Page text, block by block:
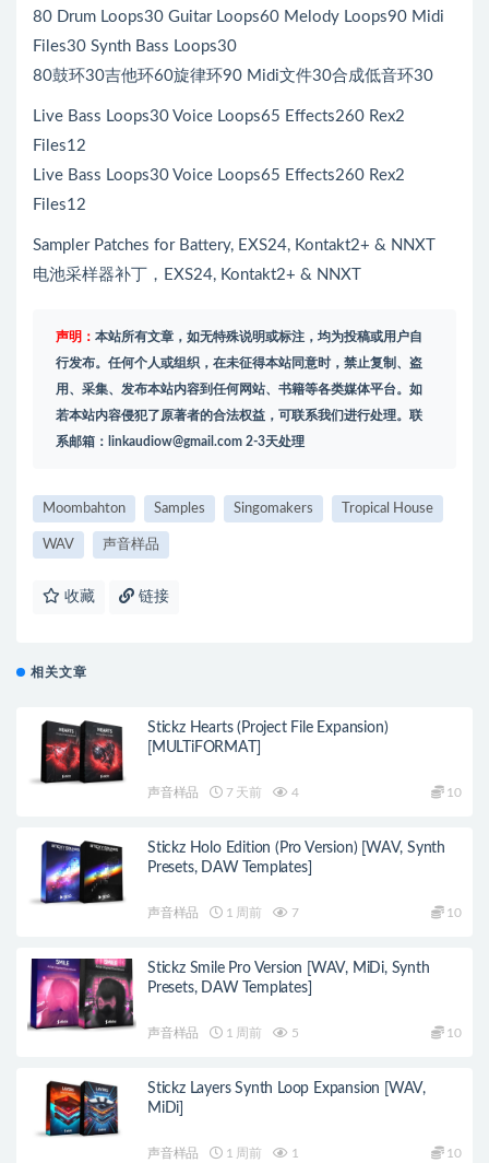
80 Drum Loops30 Guitar Loops60 Melody Loops90 Midi
Files30 Synth Bass Loops30
80鼓环30吉他环60旋律环90 Midi文件30合成低音环30
Live Bass Loops30 Voice Loops65 Effects260 Rex2
Files12
Live Bass Loops30 Voice Loops65 Effects260 Rex2
Files12
Sampler Patches for Battery, EXS24, Kontakt2+ & NNXT
电池采样器补丁，EXS24, Kontakt2+ & NNXT
声明： 本站所有文章，如无特殊说明或标注，均为投稿或用户自
行发布。任何个人或组织，在未征得本站同意时，禁止复制、盗
用、采集、发布本站内容到任何网站、书籍等各类媒体平台。如
若本站内容侵犯了原著者的合法权益，可联系我们进行处理。联
系邮箱： linkaudiow@gmail.com 2-3天处理
Moombahton Samples Singomakers Tropical House
WAV 声音样品
收藏 链接
相关文章
Stickz Hearts (Project File Expansion)
[MULTiFORMAT]
声音样品 7 天前 4 10
Stickz Holo Edition (Pro Version) [WAV, Synth
Presets, DAW Templates]
声音样品 1 周前 7 10
Stickz Smile Pro Version [WAV, MiDi, Synth
Presets, DAW Templates]
声音样品 1 周前 5 10
Stickz Layers Synth Loop Expansion [WAV,
MiDi]
声音样品 1 周前 1 10